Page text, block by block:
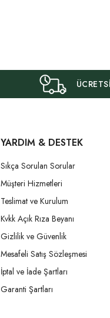
YARDIM & DESTEK
Sıkça Sorulan Sorular
Müşteri Hizmetleri
Teslimat ve Kurulum
Kvkk Açık Rıza Beyanı
Gizlilik ve Güvenlik
Mesafeli Satış Sözleşmesi
İptal ve İade Şartları
Garanti Şartları